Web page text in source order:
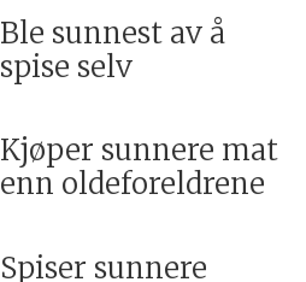
Ble sunnest av å
spise selv
Kjøper sunnere mat
enn oldeforeldrene
Spiser sunnere